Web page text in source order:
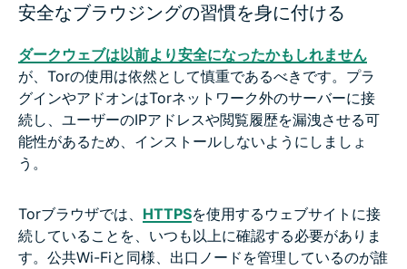
安全なブラウジングの習慣を身に付ける
ダークウェブは以前より安全になったかもしれません
が、Torの使用は依然として慎重であるべきです。プラ
グインやアドオンはTorネットワーク外のサーバーに接
続し、ユーザーのIPアドレスや閲覧履歴を漏洩させる可
能性があるため、インストールしないようにしましょ
う。
Torブラウザでは、 HTTPSを使用するウェブサイトに接
続していることを、いつも以上に確認する必要がありま
す。公共Wi-Fiと同様、出口ノードを管理しているのが誰